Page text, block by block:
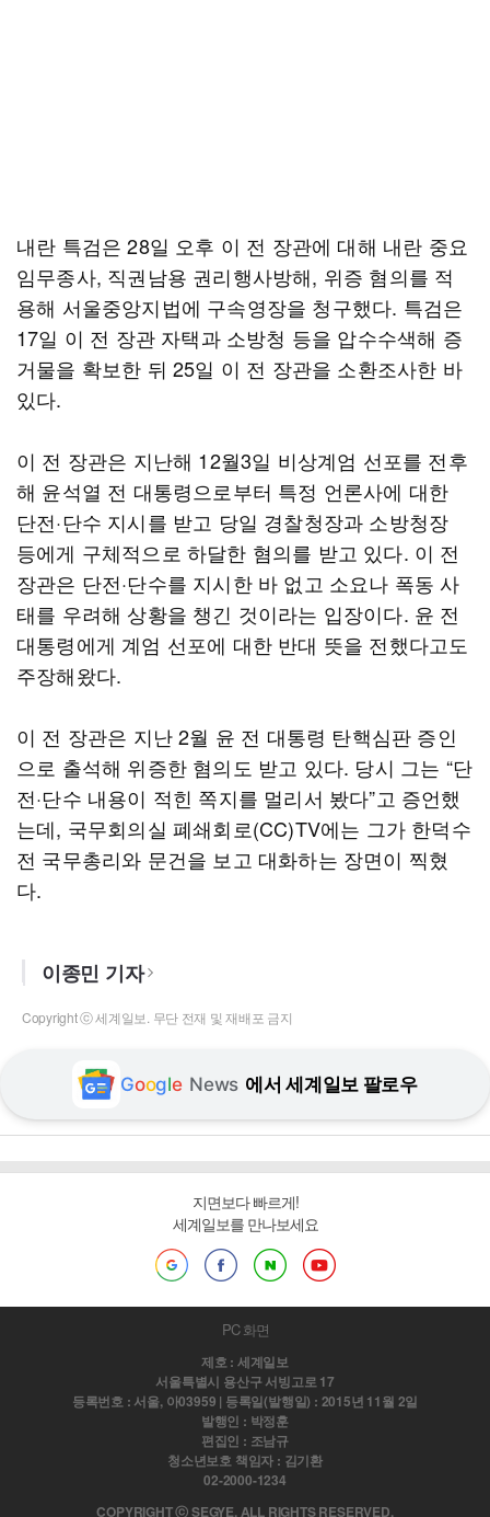
내란 특검은 28일 오후 이 전 장관에 대해 내란 중요
임무종사, 직권남용 권리행사방해, 위증 혐의를 적
용해 서울중앙지법에 구속영장을 청구했다. 특검은
17일 이 전 장관 자택과 소방청 등을 압수수색해 증
거물을 확보한 뒤 25일 이 전 장관을 소환조사한 바
있다.
이 전 장관은 지난해 12월3일 비상계엄 선포를 전후
해 윤석열 전 대통령으로부터 특정 언론사에 대한
단전·단수 지시를 받고 당일 경찰청장과 소방청장
등에게 구체적으로 하달한 혐의를 받고 있다. 이 전
장관은 단전·단수를 지시한 바 없고 소요나 폭동 사
태를 우려해 상황을 챙긴 것이라는 입장이다. 윤 전
대통령에게 계엄 선포에 대한 반대 뜻을 전했다고도
주장해왔다.
이 전 장관은 지난 2월 윤 전 대통령 탄핵심판 증인
으로 출석해 위증한 혐의도 받고 있다. 당시 그는 “단
전·단수 내용이 적힌 쪽지를 멀리서 봤다”고 증언했
는데, 국무회의실 폐쇄회로(CC)TV에는 그가 한덕수
전 국무총리와 문건을 보고 대화하는 장면이 찍혔
다.
이종민 기자
Copyright ⓒ 세계일보. 무단 전재 및 재배포 금지
Google News 에서 세계일보 팔로우
지면보다 빠르게!
세계일보를 만나보세요
PC 화면
제호 : 세계일보
서울특별시 용산구 서빙고로 17
등록번호 : 서울, 아03959 | 등록일(발행일) : 2015년 11월 2일
발행인 : 박정훈
편집인 : 조남규
청소년보호 책임자 : 김기환
02-2000-1234
COPYRIGHT ⓒ SEGYE. ALL RIGHTS RESERVED.